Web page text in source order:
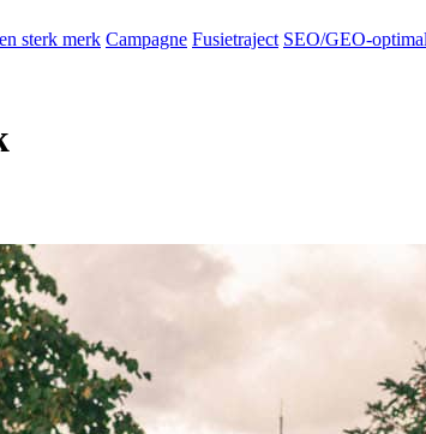
sterk merk Campagne Fusietraject SEO/GEO-